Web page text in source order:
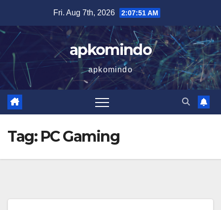
content
Fri. Aug 7th, 2026 2:07:52 AM
apkomindo
apkomindo
Tag: PC Gaming